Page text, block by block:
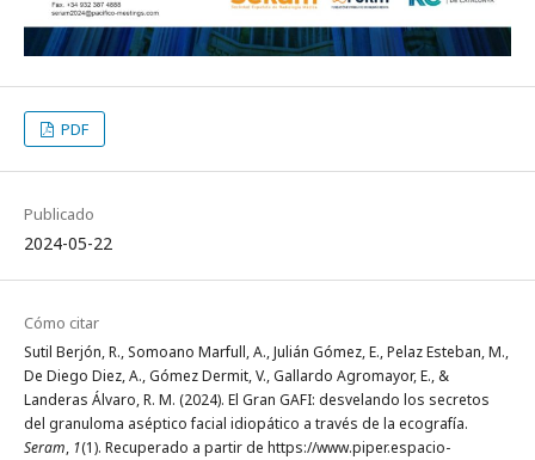
PDF
Publicado
2024-05-22
Cómo citar
Sutil Berjón, R., Somoano Marfull, A., Julián Gómez, E., Pelaz Esteban, M.,
De Diego Diez, A., Gómez Dermit, V., Gallardo Agromayor, E., &
Landeras Álvaro, R. M. (2024). El Gran GAFI: desvelando los secretos
del granuloma aséptico facial idiopático a través de la ecografía.
Seram, 1(1). Recuperado a partir de https://www.piper.espacio-